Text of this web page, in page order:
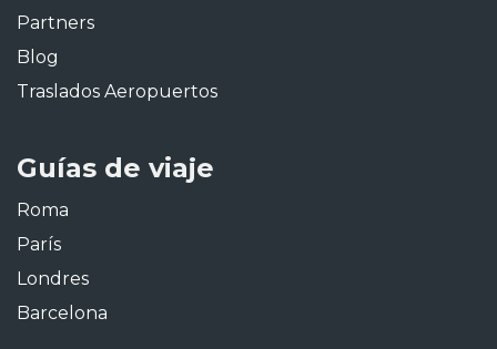
Partners
Blog
Traslados Aeropuertos
Guías de viaje
Roma
París
Londres
Barcelona